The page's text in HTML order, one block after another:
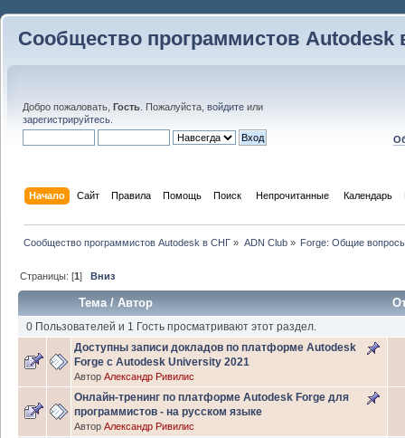
Сообщество программистов Autodesk
Добро пожаловать, Гость . Пожалуйста, войдите или
зарегистрируйтесь
Начало Сайт Правила Помощь Поиск Непрочитанные Календарь
Сообщество программистов Autodesk в СНГ » ADN Club» Forge: Общие
Страницы: [1]Вниз
Тема/Автор
0 Пользователей и 1 Гость просматривают этот раздел.
Доступны записи докладов по платформе Autodesk
Forge с Autodesk University 2021
Автор Александр Ривилис
Онлайн-тренинг по платформе Autodesk Forge для
программистов - на русском языке
Автор Александр Ривилис